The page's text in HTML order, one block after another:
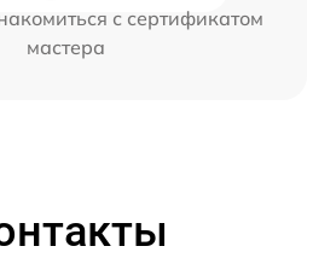
с сертификатом
мастера